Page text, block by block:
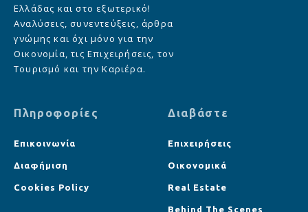
Ελλάδας και στο εξωτερικό!
Αναλύσεις, συνεντεύξεις, άρθρα
γνώμης και όχι μόνο για την
Οικονομία, τις Επιχειρήσεις, τον
Τουρισμό και την Καριέρα.
Πληροφορίες
Επικοινωνία
Διαφήμιση
Cookies Policy
Διαβάστε
Επιχειρήσεις
Οικονομικά
Real Estate
Behind The Scenes